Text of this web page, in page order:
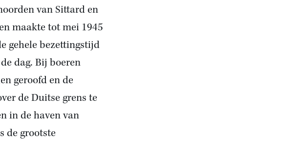
van Sittard en
maakte tot mei 1945
gehele bezettingstijd
dag. Bij boeren
geroofd en de
de Duitse grens te
in de haven van
de grootste